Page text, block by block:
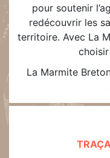
pour soutenir
redécouvrir les
territoire. Avec La
La Marmite